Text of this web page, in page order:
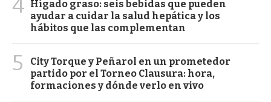
4 Hígado graso: seis bebidas que pueden
ayudar a cuidar la salud hepática y los
hábitos que las complementan
5
City Torque y Peñarol en un prometedor
partido por el Torneo Clausura: hora,
formaciones y dónde verlo en vivo